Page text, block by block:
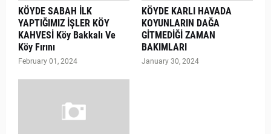
KÖYDE SABAH İLK
YAPTIĞIMIZ İŞLER KÖY
KAHVESİ Köy Bakkalı Ve
Köy Fırını
February 01, 2024
KÖYDE KARLI HAVADA
KOYUNLARIN DAĞA
GİTMEDİĞİ ZAMAN
BAKIMLARI
January 30, 2024